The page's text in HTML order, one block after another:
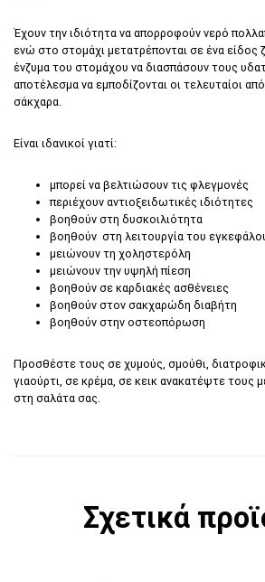
Έχουν την ιδιότητα να απορροφούν νερό
ενώ στο στομάχι μετατρέπονται σε ένα είδος
ένζυμα του στομάχου να διασπάσουν τους
αποτέλεσμα να εμποδίζονται οι τελευταίοι
σάκχαρα.
Είναι ιδανικοί γιατί:
μπορεί να βελτιώσουν τις φλεγμονές
περιέχουν αντιοξειδωτικές ιδιότητες
βοηθούν στη δυσκοιλιότητα
βοηθούν στη λειτουργία του
μειώνουν τη χοληστερόλη
μειώνουν την υψηλή πίεση
βοηθούν σε καρδιακές ασθένειες
βοηθούν στον σακχαρώδη διαβήτη
βοηθούν στην οστεοπόρωση
Προσθέστε τους σε χυμούς, σμούθι,
γιαούρτι, σε κρέμα, σε κεικ ανακατέψτε τους
στη σαλάτα σας.
Σχετικά